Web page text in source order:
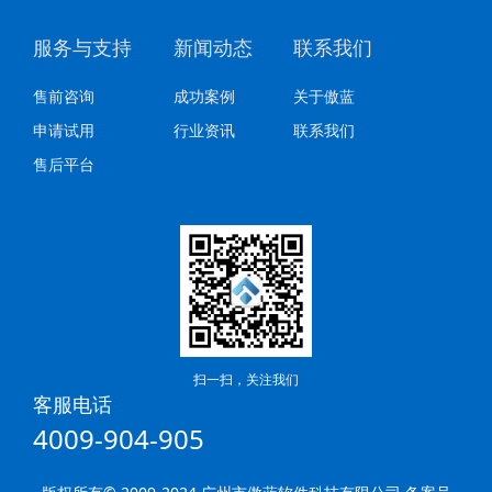
服务与支持
售前咨询
申请试用
售后平台
新闻动态
成功案例
行业资讯
联系我们
关于傲蓝
联系我们
扫一扫，关注我们
客服电话
4009-904-905